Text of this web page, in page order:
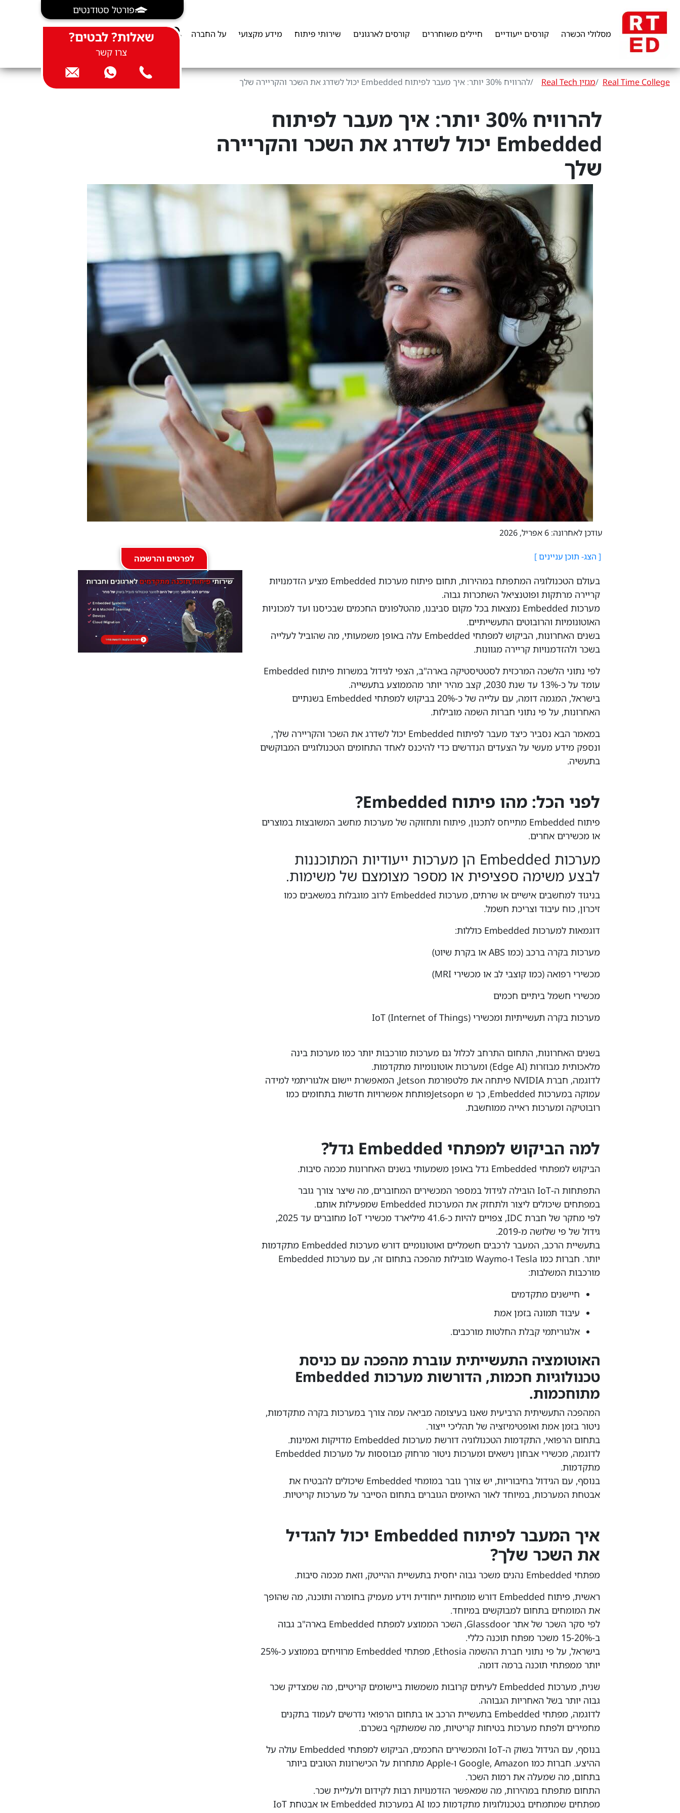
על החברה מידע מקצועי שירותי פיתוח קורסים לארגונים חיילים משוחררים קורסים ייעודיים מסלולי הכשרה
פורטל סטודנטים
שאלות? לבטים?
צרו קשר
Real Time College מגזין Real Tech להרוויח 30% יותר: איך מעבר לפיתוח Embedded יכול לשדרג את השכר והקריירה שלך
להרוויח 30% יותר: איך מעבר לפיתוח
Embedded יכול לשדרג את השכר והקריירה
שלך
עודכן לאחרונה: 6 אפריל, 2026
לפרטים והרשמה
בעולם הטכנולוגיה המתפתח במהירות, תחום פיתוח מערכות Embedded מציע הזדמנויות
קריירה מרתקות ופוטנציאל השתכרות גבוה.
מערכות Embedded נמצאות בכל מקום סביבנו, מהטלפונים החכמים שבכיסנו ועד למכוניות
האוטונומיות והרובוטים התעשייתיים.
בשנים האחרונות, הביקוש למפתחי Embedded עלה באופן משמעותי, מה שהוביל לעלייה
בשכר ולהזדמנויות קריירה מגוונות.
לפי נתוני הלשכה המרכזית לסטטיסטיקה בארה"ב, הצפי לגידול במשרות פיתוח Embedded
עומד על כ-13% עד שנת 2030, קצב מהיר יותר מהממוצע בתעשייה.
בישראל, המגמה דומה, עם עלייה של כ-20% בביקוש למפתחי Embedded בשנתיים
האחרונות, על פי נתוני חברות השמה מובילות.
במאמר הבא נסביר כיצד מעבר לפיתוח Embedded יכול לשדרג את השכר והקריירה שלך,
ונספק מידע מעשי על הצעדים הנדרשים כדי להיכנס לאחד התחומים הטכנולוגיים המבוקשים
בתעשיה.
לפני הכל: מהו פיתוח Embedded?
פיתוח Embedded מתייחס לתכנון, פיתוח ותחזוקה של מערכות מחשב המשובצות במוצרים
או מכשירים אחרים.
מערכות Embedded הן מערכות ייעודיות המתוכננות
לבצע משימה ספציפית או מספר מצומצם של משימות.
בניגוד למחשבים אישיים או שרתים, מערכות Embedded לרוב מוגבלות במשאבים כמו
זיכרון, כוח עיבוד וצריכת חשמל.
דוגמאות למערכות Embedded כוללות:
מערכות בקרה ברכב (כמו ABS או בקרת שיוט)
מכשירי רפואה (כמו קוצבי לב או מכשירי MRI)
מכשירי חשמל ביתיים חכמים
מערכות בקרה תעשייתיות ומכשירי IoT (Internet of Things)
בשנים האחרונות, התחום התרחב לכלול גם מערכות מורכבות יותר כמו מערכות בינה
מלאכותית מבוזרות (Edge AI) ומערכות אוטונומיות מתקדמות.
לדוגמה, חברת NVIDIA פיתחה את פלטפורמת Jetson, המאפשרת יישום אלגוריתמי למידה
עמוקה במערכות Embedded, כך ש Jetsopnפותחת אפשרויות חדשות בתחומים כמו
רובוטיקה ומערכות ראייה ממוחשבת.
למה הביקוש למפתחי Embedded גדל?
הביקוש למפתחי Embedded גדל באופן משמעותי בשנים האחרונות מכמה סיבות.
התפתחות ה-IoT הובילה לגידול במספר המכשירים המחוברים, מה שיצר צורך גובר
במפתחים שיכולים ליצור ולתחזק את המערכות Embedded שמפעילות אותם.
לפי מחקר של חברת IDC, צפויים להיות כ-41.6 מיליארד מכשירי IoT מחוברים עד 2025,
גידול של פי שלושה מ-2019.
בתעשיית הרכב, המעבר לרכבים חשמליים ואוטונומיים דורש מערכות Embedded מתקדמות
יותר. חברות כמו Tesla ו-Waymo מובילות מהפכה בתחום זה, עם מערכות Embedded
מורכבות המשלבות:
חיישנים מתקדמים
עיבוד תמונה בזמן אמת
אלגוריתמי קבלת החלטות מורכבים.
האוטומציה התעשייתית עוברת מהפכה עם כניסת
טכנולוגיות חכמות, הדורשות מערכות Embedded
מתוחכמות.
המהפכה התעשיתית הרביעית שאנו בעיצומה מביאה עמה צורך במערכות בקרה מתקדמות,
ניטור בזמן אמת ואופטימיזציה של תהליכי ייצור.
בתחום הרפואי, התקדמות הטכנולוגיה דורשת מערכות Embedded מדויקות ואמינות.
לדוגמה, מכשירי אבחון נישאים ומערכות ניטור מרחוק מבוססות על מערכות Embedded
מתקדמות.
בנוסף, עם הגידול בחיבוריות, יש צורך גובר במומחי Embedded שיכולים להבטיח את
אבטחת המערכות, במיוחד לאור האיומים הגוברים בתחום הסייבר על מערכות קריטיות.
איך המעבר לפיתוח Embedded יכול להגדיל
את השכר שלך?
מפתחי Embedded נהנים משכר גבוה יחסית בתעשיית ההייטק, וזאת מכמה סיבות.
ראשית, פיתוח Embedded דורש מומחיות ייחודית וידע מעמיק בחומרה ותוכנה, מה שהופך
את המומחים בתחום למבוקשים במיוחד.
לפי סקר השכר של אתר Glassdoor, השכר הממוצע למפתח Embedded בארה"ב גבוה
ב-15-20% משכר מפתח תוכנה כללי.
בישראל, על פי נתוני חברת ההשמה Ethosia, מפתחי Embedded מרוויחים בממוצע כ-25%
יותר ממפתחי תוכנה ברמה דומה.
שנית, מערכות Embedded לעיתים קרובות משמשות ביישומים קריטיים, מה שמצדיק שכר
גבוה יותר בשל האחריות הגבוהה.
לדוגמה, מפתחי Embedded בתעשיית הרכב או בתחום הרפואי נדרשים לעמוד בתקנים
מחמירים ולפתח מערכות בטיחות קריטיות, מה שמשתקף בשכרם.
בנוסף, עם הגידול בשוק ה-IoT והמכשירים החכמים, הביקוש למפתחי Embedded עולה על
ההיצע. חברות כמו Google, Amazon ו-Apple מתחרות על הכישרונות הטובים ביותר
בתחום, מה שמעלה את רמות השכר.
התחום מתפתח במהירות, מה שמאפשר הזדמנויות רבות לקידום ולעליית שכר.
מפתחים שמתמחים בטכנולוגיות מתקדמות כמו AI במערכות Embedded או אבטחת IoT